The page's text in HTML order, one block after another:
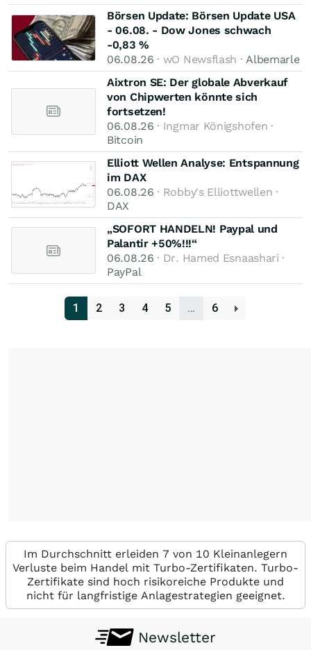
Börsen Update: Börsen Update USA
- 06.08. - Dow Jones schwach
-0,83 %
06.08.26 · wO Newsflash ·Albemarle
Aixtron SE: Der globale Abverkauf
von Chipwerten könnte sich
fortsetzen!
06.08.26 · Ingmar Königshofen ·
Bitcoin
Elliott Wellen Analyse: Entspannung
im DAX
06.08.26 · Robby's Elliottwellen ·
DAX
„SOFORT HANDELN! Paypal und
Palantir +50%!!!“
06.08.26 · Dr. Hamed Esnaashari ·
PayPal
1 2 3 4 5 … 6
Im Durchschnitt erleiden 7 von 10 Kleinanlegern
Verluste beim Handel mit Turbo-Zertifikaten. Turbo-
Zertifikate sind hoch risikoreiche Produkte und
nicht für langfristige Anlagestrategien geeignet.
Newsletter